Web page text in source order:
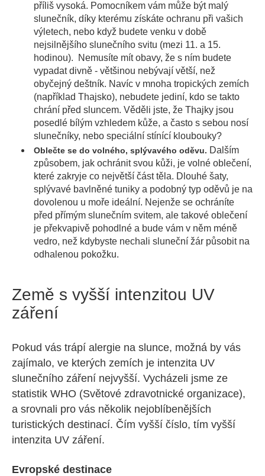
příliš vysoká. Pomocníkem vám může být malý
slunečník, díky kterému získáte ochranu při vašich
výletech, nebo když budete venku v době
nejsilnějšího slunečního svitu (mezi 11. a 15.
hodinou). Nemusíte mít obavy, že s ním budete
vypadat divně - většinou nebývají větší, než
obyčejný deštník. Navíc v mnoha tropických zemích
(například Thajsko), nebudete jediní, kdo se takto
chrání před sluncem. Věděli jste, že Thajky jsou
posedlé bílým vzhledem kůže, a často s sebou nosí
slunečníky, nebo speciální stínící kloubouky?
Oblečte se do volného, splývavého oděvu. Dalším
způsobem, jak ochránit svou kůži, je volné oblečení,
které zakryje co největší část těla. Dlouhé šaty,
splývavé bavlněné tuniky a podobný typ oděvů je na
dovolenou u moře ideální. Nejenže se ochráníte
před přímým slunečním svitem, ale takové oblečení
je překvapivě pohodlné a bude vám v něm méně
vedro, než kdybyste nechali sluneční žár působit na
odhalenou pokožku.
Země s vyšší intenzitou UV
záření
Pokud vás trápí alergie na slunce, možná by vás
zajímalo, ve kterých zemích je intenzita UV
slunečního záření nejvyšší. Vycházeli jsme ze
statistik WHO (Světové zdravotnické organizace),
a srovnali pro vás několik nejoblíbenějších
turistických destinací. Čím vyšší číslo, tím vyšší
intenzita UV záření.
Evropské destinace